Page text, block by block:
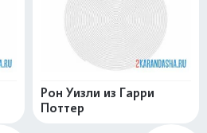
Рон Уизли из Гарри
Поттер